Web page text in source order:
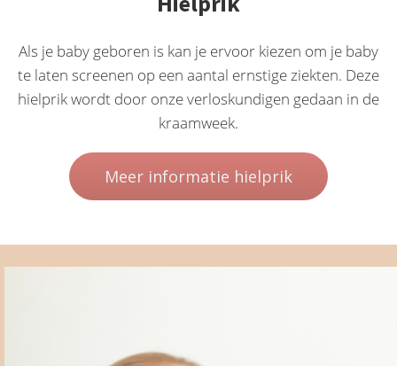
Als je baby geboren is kan je ervoor kiezen om je baby
te laten screenen op een aantal ernstige ziekten. Deze
hielprik wordt door onze verloskundigen gedaan in de
kraamweek.
Meer informatie hielprik